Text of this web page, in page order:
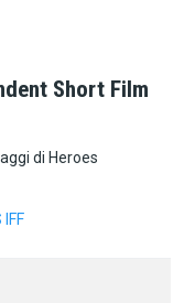
Short Film
di Heroes
IFF